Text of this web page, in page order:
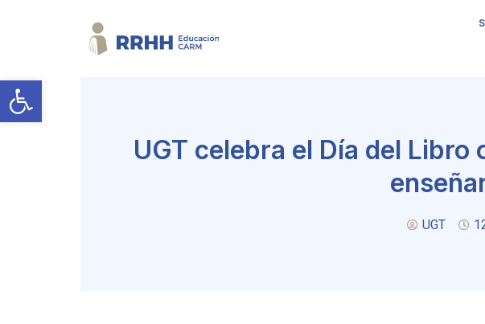
Abrir barra de herramientas
UGT celebra el Día del
UGT